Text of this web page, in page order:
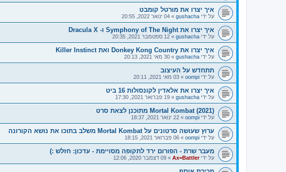
איך יצרו את מורטל קומבט
על ידי gushacha
» 04 ינואר 2022, 20:55
איך יצרו את Symphony of The Night ו- Dracula X
על ידי gushacha
» 12 ספטמבר 2021, 20:35
איך יצרו את Donkey Kong Country ואת Killer Instinct
על ידי gushacha
» 30 מאי 2021, 20:13
תתחדש על העיצוב
על ידי oompi
» 03 מאי 2021, 20:11
איך יצרו את אלאדין לקונסולות 16 ביט
על ידי gushacha
» 19 פברואר 2021, 17:30
Mortal Kombat (2021) מתוכנן לצאת סרט
על ידי oompi
» 22 ינואר 2021, 18:37
ערוץ שעושה סרטונים על Mortal Kombat משלב בתוכו את נושא הקורונה
על ידי oompi
» 06 פברואר 2021, 18:15
מעבר שרת - הפורום ירד לתקופה מסויימת - עדכון: חזלש :)
על ידיAx=Battler
» 09 דצמבר 2020, 12:06